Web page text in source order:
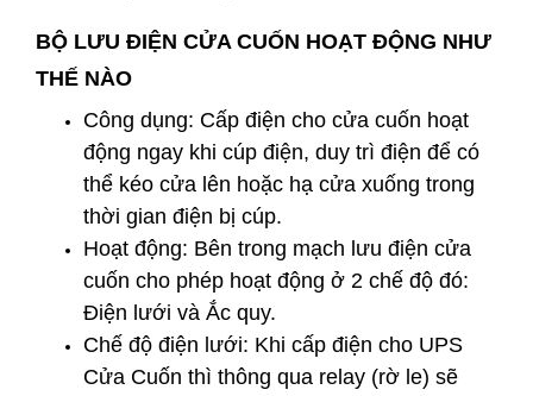
BỘ LƯU ĐIỆN CỬA CUỐN HOẠT ĐỘNG NHƯ
THẾ NÀO
Công dụng: Cấp điện cho cửa cuốn hoạt
động ngay khi cúp điện, duy trì điện để có
thể kéo cửa lên hoặc hạ cửa xuống trong
thời gian điện bị cúp.
Hoạt động: Bên trong mạch lưu điện cửa
cuốn cho phép hoạt động ở 2 chế độ đó:
Điện lưới và Ắc quy.
Chế độ điện lưới: Khi cấp điện cho UPS
Cửa Cuốn thì thông qua relay (rờ le) sẽ